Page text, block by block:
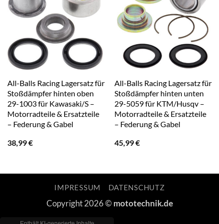
All-Balls Racing Lagersatz für
Stoßdämpfer hinten oben
29-1003 für Kawasaki/S –
Motorradteile & Ersatzteile
– Federung & Gabel
38,99€
All-Balls Racing Lagersatz für
Stoßdämpfer hinten unten
29-5059 für KTM/Husqv –
Motorradteile & Ersatzteile
– Federung & Gabel
45,99€
IMPRESSUM DATENSCHUTZ
Copyright 2026 © mototechnik.de